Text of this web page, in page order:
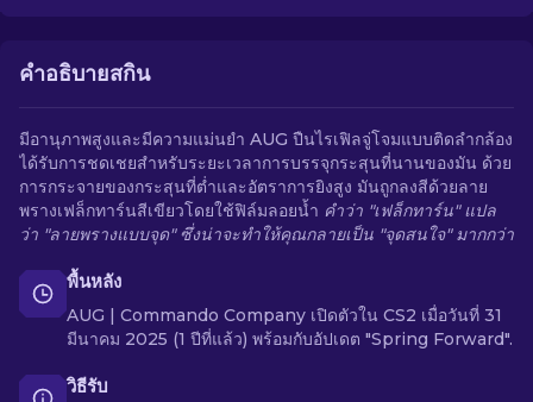
คำอธิบายสกิน
มีอานุภาพสูงและมีความแม่นยำ AUG ปืนไรเฟิลจู่โจมแบบติดลำกล้อง
ได้รับการชดเชยสำหรับระยะเวลาการบรรจุกระสุนที่นานของมัน ด้วย
การกระจายของกระสุนที่ต่ำและอัตราการยิงสูง มันถูกลงสีด้วยลาย
พรางเฟล็กทาร์นสีเขียวโดยใช้ฟิล์มลอยน้ำ คำว่า "เฟล็กทาร์น" แปล
ว่า "ลายพรางแบบจุด" ซึ่งน่าจะทำให้คุณกลายเป็น "จุดสนใจ" มากกว่า
พื้นหลัง
AUG | Commando Company เปิดตัวใน CS2 เมื่อวันที่ 31
มีนาคม 2025 (1 ปีที่แล้ว) พร้อมกับอัปเดต "Spring Forward".
วิธีรับ